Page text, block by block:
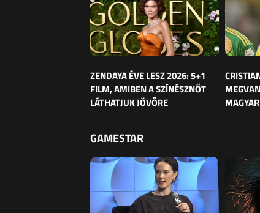
ZENDAYA ÉVE LESZ 2026: 5+1
FILM, AMIBEN A SZÍNÉSZNŐT
LÁTHATJUK JÖVŐRE
GAMESTAR